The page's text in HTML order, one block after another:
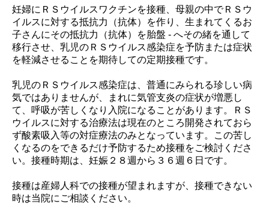
妊婦にＲＳウイルスワクチンを接種、母親の中でＲＳウ
イルスに対する抵抗力（抗体）を作り、生まれてくるお
子さんにその抵抗力（抗体）を胎盤 - へその緒を通して
移行させ、乳児のＲＳウイルス感染症を予防または症状
を軽減させることを期待しての定期接種です。
乳児のＲＳウイルス感染症は、普通にみられる珍しい病
気ではありませんが、まれに気管支炎の症状が増悪し
て、呼吸が苦しくなり入院になることがあります。ＲＳ
ウイルスに対する治療法は現在のところ開発されておら
ず酸素吸入等の対症療法のみとなっています。この苦し
くなるのをできるだけ予防するため接種をご検討くださ
い。接種時期は、妊娠２８週から３６週６日です。
接種は産婦人科での接種が望まれますが、接種できない
時は当院にご相談ください。